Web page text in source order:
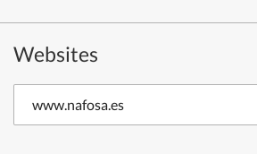
Websites
www.nafosa.es